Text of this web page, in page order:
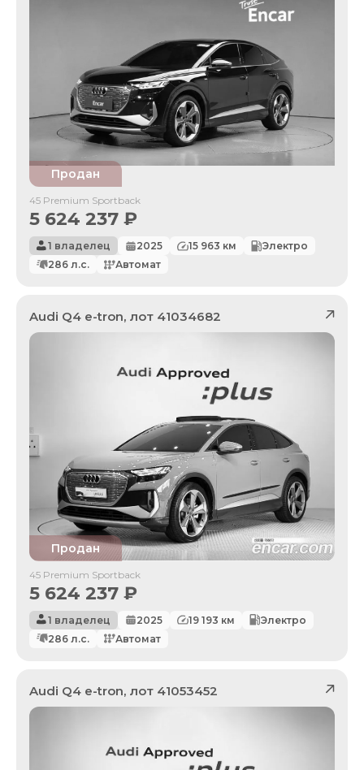
Продан
45 Premium Sportback
5 624 237 ₽
1 владелец 2025 15 963 км
Электро
286 л.с. Автомат
Audi Q4 e-tron, лот 41034682
Продан
45 Premium Sportback
5 624 237 ₽
1 владелец 2025 19 193 км
Электро
286 л.с. Автомат
Audi Q4 e-tron, лот 41053452